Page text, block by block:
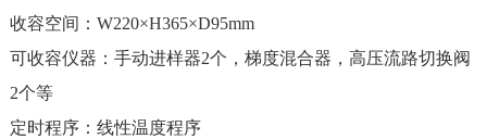
收容空间：W220×H365×D95mm
可收容仪器：手动进样器2个，梯度混合器，高压流路切换阀
2个等
定时程序：线性温度程序